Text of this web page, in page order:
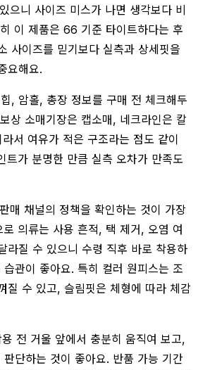
으니 사이즈 미스가 나면 생각보다 비
이 제품은 66 기준 타이트하다는 후
사이즈를 믿기보다 실측과 상세핏을
요해요.
, 암홀, 총장 정보를 구매 전 체크해두
상 소매기장은 캡소매, 네크라인은 칼
서 여유가 적은 구조라는 점도 같이
트가 분명한 만큼 실측 오차가 만족도
매 채널의 정책을 확인하는 것이 가장
의류는 사용 흔적, 택 제거, 오염 여
라질 수 있으니 수령 직후 바로 착용하
관이 좋아요. 특히 컬러 원피스는 조
질 수 있고, 슬림핏은 체형에 따라 체감
전 거울 앞에서 충분히 움직여 보고,
단하는 것이 좋아요. 반품 가능 기간